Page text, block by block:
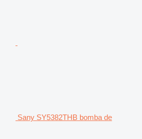
Sany SY5382THB bomba de